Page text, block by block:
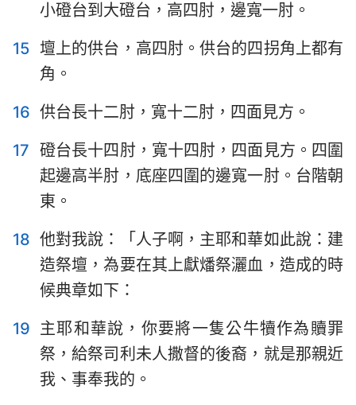
1 2 3 4 6
8
9 10 11 12 13
14
15
22
23 24 25 26 27
28
29
30 31 32 33 34
35
36
37 38
43
44 45 46 47 48
小磴台到大磴台，高四肘，邊寬一肘。
15 壇上的供台，高四肘。供台的四拐角上都有
角。
16 供台長十二肘，寬十二肘，四面見方。
17 磴台長十四肘，寬十四肘，四面見方。四圍
起邊高半肘，底座四圍的邊寬一肘。台階朝
東。
18 他對我說：「人子啊，主耶和華如此說：建
造祭壇，為要在其上獻燔祭灑血，造成的時
候典章如下：
19 主耶和華說，你要將一隻公牛犢作為贖罪
祭，給祭司利未人撒督的後裔，就是那親近
我、事奉我的。